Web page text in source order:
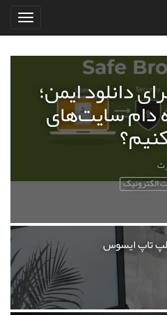
دانلود ایمن؛
دام سایت‌های
الکترونیک
تاپ ایسوس